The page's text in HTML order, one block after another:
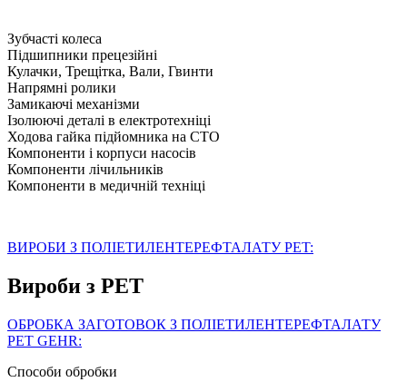
Зубчасті колеса
Підшипники прецезійні
Кулачки, Трещітка, Вали, Гвинти
Напрямні ролики
Замикаючі механізми
Ізолюючі деталі в електротехніці
Ходова гайка підйомника на СТО
Компоненти і корпуси насосів
Компоненти лічильників
Компоненти в медичній техніці
ВИРОБИ З ПОЛІЕТИЛЕНТЕРЕФТАЛАТУ PET:
Вироби з PET
ОБРОБКА ЗАГОТОВОК З ПОЛІЕТИЛЕНТЕРЕФТАЛАТУ
PET GEHR:
Способи обробки